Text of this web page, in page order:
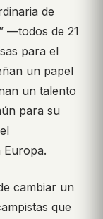
de
—todos de 21
para el
un papel
un talento
para su
Europa.
cambiar un
que